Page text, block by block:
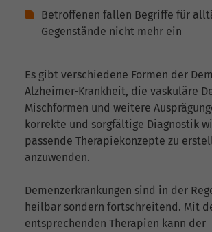
Betroffenen fallen Begriffe für
Gegenstände nicht mehr ein
Es gibt verschiedene Formen der
Alzheimer-Krankheit, die vaskuläre
Mischformen und weitere
korrekte und sorgfältige Diagnostik
passende Therapiekonzepte zu
anzuwenden.
Demenzerkrankungen sind in der
heilbar sondern fortschreitend. Mit
entsprechenden Therapien kann der